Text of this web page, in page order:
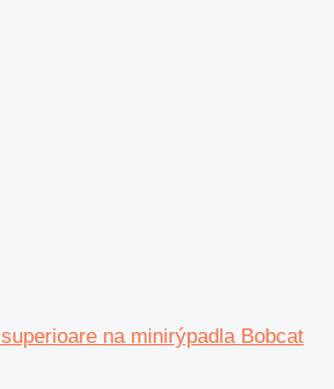
na minirýpadla Bobcat